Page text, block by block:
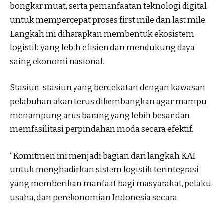
bongkar muat, serta pemanfaatan teknologi digital
untuk mempercepat proses first mile dan last mile.
Langkah ini diharapkan membentuk ekosistem
logistik yang lebih efisien dan mendukung daya
saing ekonomi nasional.
Stasiun-stasiun yang berdekatan dengan kawasan
pelabuhan akan terus dikembangkan agar mampu
menampung arus barang yang lebih besar dan
memfasilitasi perpindahan moda secara efektif.
“Komitmen ini menjadi bagian dari langkah KAI
untuk menghadirkan sistem logistik terintegrasi
yang memberikan manfaat bagi masyarakat, pelaku
usaha, dan perekonomian Indonesia secara